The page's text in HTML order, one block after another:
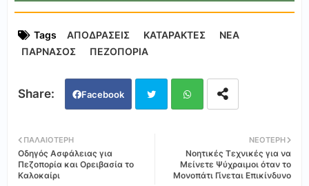
Tags ΑΠΟΔΡΑΣΕΙΣ ΚΑΤΑΡΑΚΤΕΣ
ΝΕΑ
ΠΑΡΝΑΣΟΣ
ΠΕΖΟΠΟΡΙΑ
Facebook
ats
ΝΕΌΤΕΡΗ
Νοητικές Τεχνικές για να
Μείνετε Ψύχραιμοι όταν το
Μονοπάτι Γίνεται Επικίνδυνο
ΠΑΛΑΙΌΤΕΡΗ
Οδηγός Ασφάλειας για
Πεζοπορία και Ορειβασία το
Καλοκαίρι